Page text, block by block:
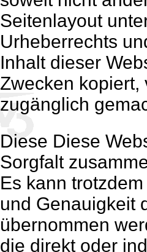
Seitenlayout
Urheberrechts
Inhalt dieser
Zwecken kopiert,
zugänglich
Diese Diese
Sorgfalt
Es kann
und Genauigkeit
übernommen
die direkt oder